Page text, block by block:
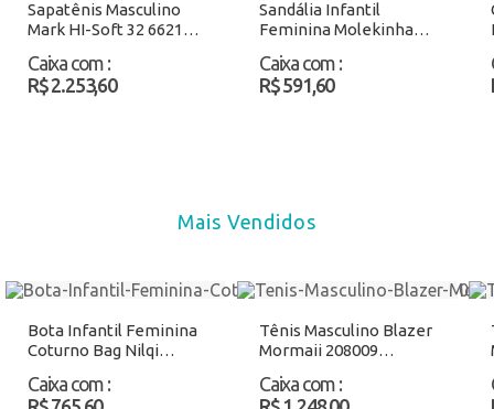
Sapatênis Masculino
Mark HI-Soft 32 662101
Caixa com :
R$ 2.253,60
Sandália Infantil
Feminina Molekinha
Atacado
Caixa com :
R$ 591,60
Mais Vendidos
Bota Infantil Feminina
Coturno Bag Nilqi
Caixa com :
Tênis Masculino Blazer
Mormaii 208009
Caixa com :